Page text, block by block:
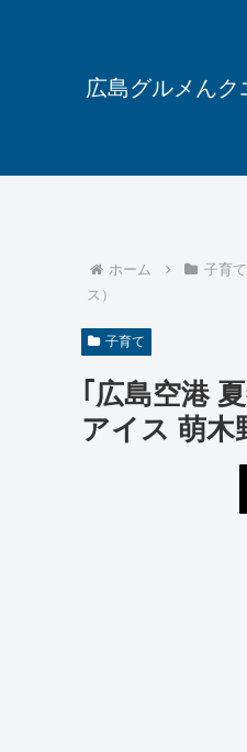
広島グルメんク
ホーム 子育て
ス）
子育て
｢広島空港
アイス 萌木